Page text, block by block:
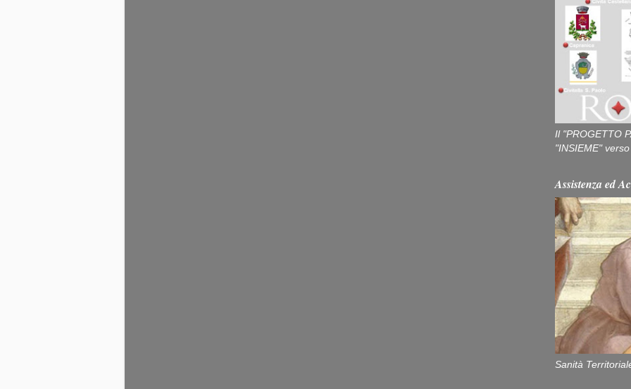
Il "PROGETTO
"INSIEME"
Assistenza ed
Sanità